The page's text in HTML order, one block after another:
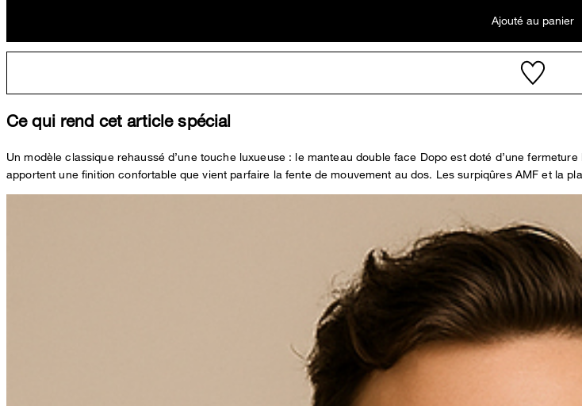
Ajouté au panier
Ce qui rend cet article spécial
Un modèle classique rehaussé d’une touche luxueuse : le manteau double face Dopo est doté d’une
apportent une finition confortable que vient parfaire la fente de mouvement au dos. Les surpiqûres AMF et la